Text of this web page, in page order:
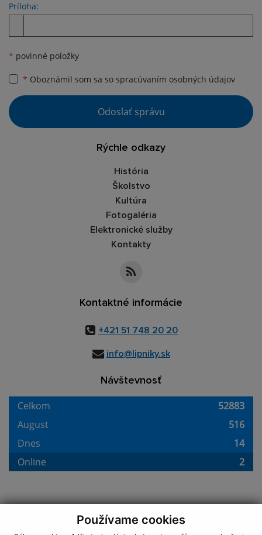
Používame cookies
Príloha:
* povinné položky
* Oboznámil som sa so spracúvaním osobných údajov
Google reCaptcha Response
Odoslať správu
Rýchle odkazy
História
Školstvo
Kultúra
Fotogaléria
Elektronické služby
Kontakty
Kontaktné informácie
+421 51 748 20 20
info@lipniky.sk
Návštevnosť
využite možnosť získavania aktuálnych informácií s využitím RSS
CMS systém (redakčný) systém ECHELON 2,
Mapa stránok web portál